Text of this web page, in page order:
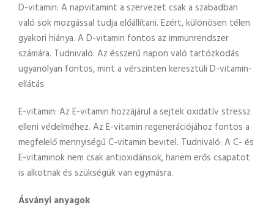
D-vitamin: A napvitamint a szervezet csak a szabadban
való sok mozgással tudja előállítani. Ezért, különösen télen
gyakori hiánya. A D-vitamin fontos az immunrendszer
számára. Tudnivaló: Az ésszerű napon való tartózkodás
ugyanolyan fontos, mint a vérszinten keresztüli D-vitamin-
ellátás.
E-vitamin: Az E-vitamin hozzájárul a sejtek oxidatív stressz
elleni védelméhez. Az E-vitamin regenerációjához fontos a
megfelelő mennyiségű C-vitamin bevitel. Tudnivaló: A C- és
E-vitaminok nem csak antioxidánsok, hanem erős csapatot
is alkotnak és szükségük van egymásra.
Ásványi anyagok